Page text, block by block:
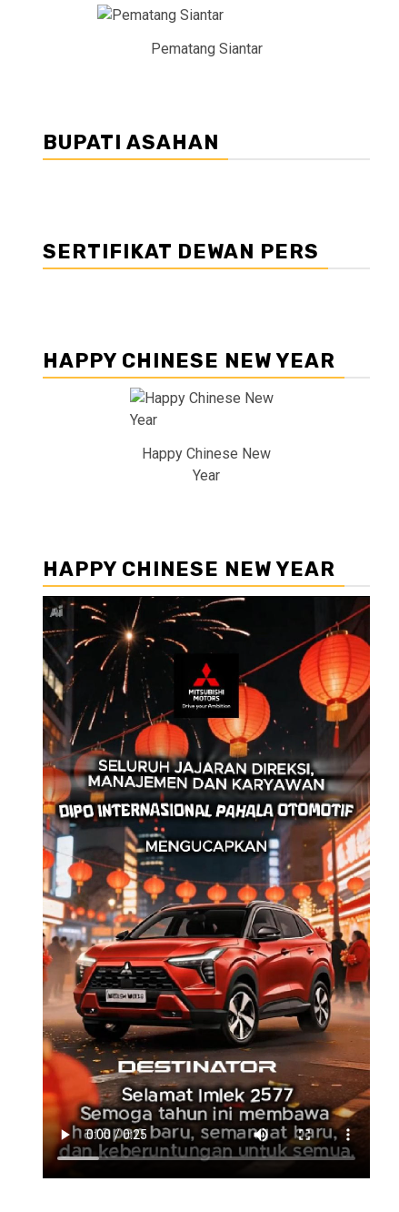
Pematang Siantar
BUPATI ASAHAN
SERTIFIKAT DEWAN PERS
HAPPY CHINESE NEW YEAR
Happy Chinese New
Year
HAPPY CHINESE NEW YEAR